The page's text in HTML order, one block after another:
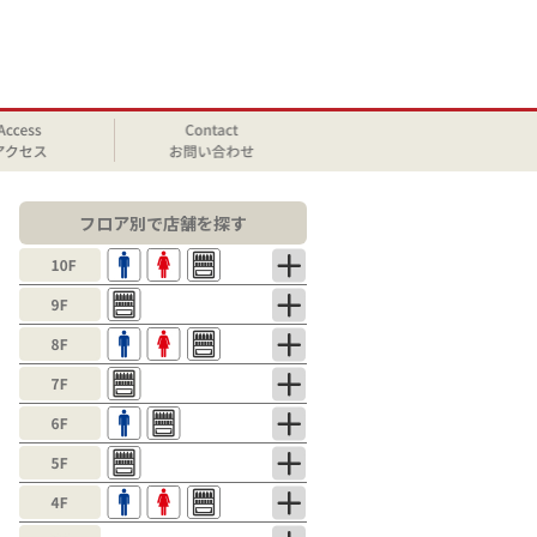
フロア別で店舗を探す